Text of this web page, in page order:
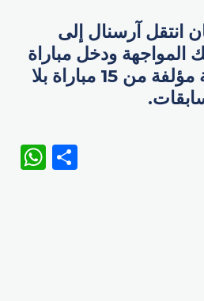
انتقل آرسنال إلى
المواجهة ودخل مباراة
الأربعاء بعد سلسلة مؤلفة من 15 مباراة بلا
WhatsApp